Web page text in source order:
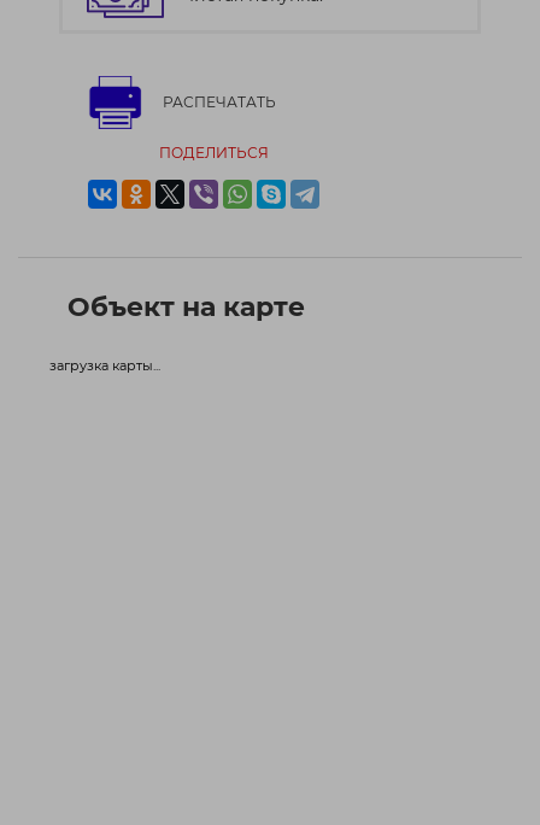
РАСПЕЧАТАТЬ
ПОДЕЛИТЬСЯ
Объект на карте
загрузка карты...